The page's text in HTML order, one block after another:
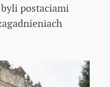
postaciami